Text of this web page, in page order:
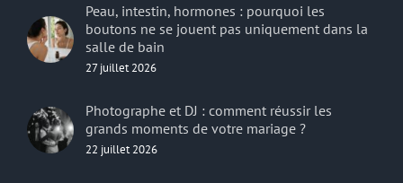
Peau, intestin, hormones : pourquoi les
boutons ne se jouent pas uniquement dans la
salle de bain
27 juillet 2026
Photographe et DJ : comment réussir les
grands moments de votre mariage ?
22 juillet 2026